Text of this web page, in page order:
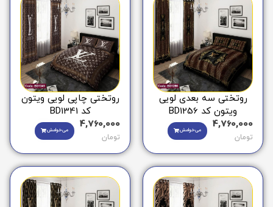
روتختی سه بعدی لویی
ویتون کد BD1256
4,760,000
تومان
می‌خوامش
روتختی چاپی لویی ویتون
کد BD1341
4,760,000
تومان
می‌خوامش